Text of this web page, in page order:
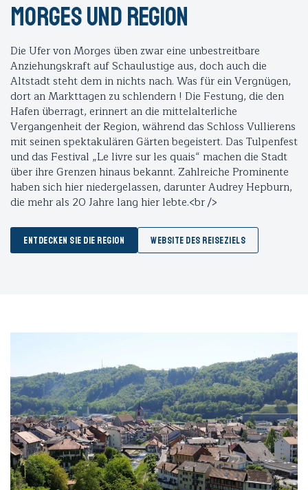
Morges und Region
Die Ufer von Morges üben zwar eine unbestreitbare
Anziehungskraft auf Schaulustige aus, doch auch die
Altstadt steht dem in nichts nach. Was für ein Vergnügen,
dort an Markttagen zu schlendern ! Die Festung, die den
Hafen überragt, erinnert an die mittelalterliche
Vergangenheit der Region, während das Schloss Vullierens
mit seinen spektakulären Gärten begeistert. Das Tulpenfest
und das Festival „Le livre sur les quais“ machen die Stadt
über ihre Grenzen hinaus bekannt. Zahlreiche Prominente
haben sich hier niedergelassen, darunter Audrey Hepburn,
die mehr als 20 Jahre lang hier lebte.<br />
ENTDECKEN SIE DIE REGION WEBSITE DES REISEZIELS